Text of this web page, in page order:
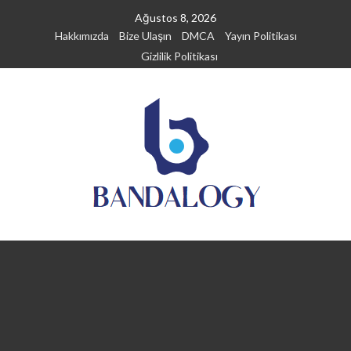
Ağustos 8, 2026
Hakkımızda
Bize Ulaşın DMCA
Yayın Politikası
Gizlilik Politikası